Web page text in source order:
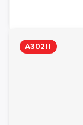
A30211